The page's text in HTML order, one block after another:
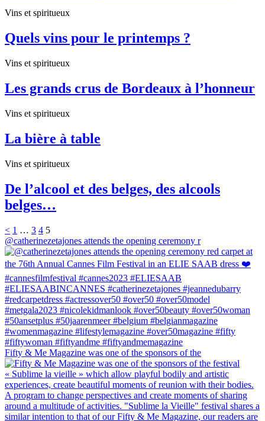
Vins et spiritueux
Quels vins pour le printemps ?
Vins et spiritueux
Les grands crus de Bordeaux à l’honneur
Vins et spiritueux
La bière à table
Vins et spiritueux
De l’alcool et des belges, des alcools
belges…
< 1 … 3 4 5
@catherinezetajones attends the opening ceremony r
Fifty & Me Magazine was one of the sponsors of the